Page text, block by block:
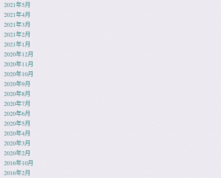
2021年5月
2021年4月
2021年3月
2021年2月
2021年1月
2020年12月
2020年11月
2020年10月
2020年9月
2020年8月
2020年7月
2020年6月
2020年5月
2020年4月
2020年3月
2020年2月
2016年10月
2016年2月